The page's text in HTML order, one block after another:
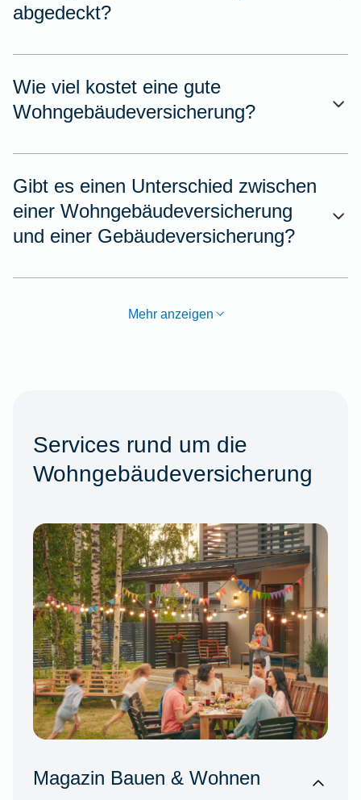
abgedeckt?
Wie viel kostet eine gute
Wohngebäudeversicherung?
Gibt es einen Unterschied zwischen
einer Wohngebäudeversicherung
und einer Gebäudeversicherung?
Mehr anzeigen
Services rund um die
Wohngebäudeversicherung
Magazin Bauen & Wohnen